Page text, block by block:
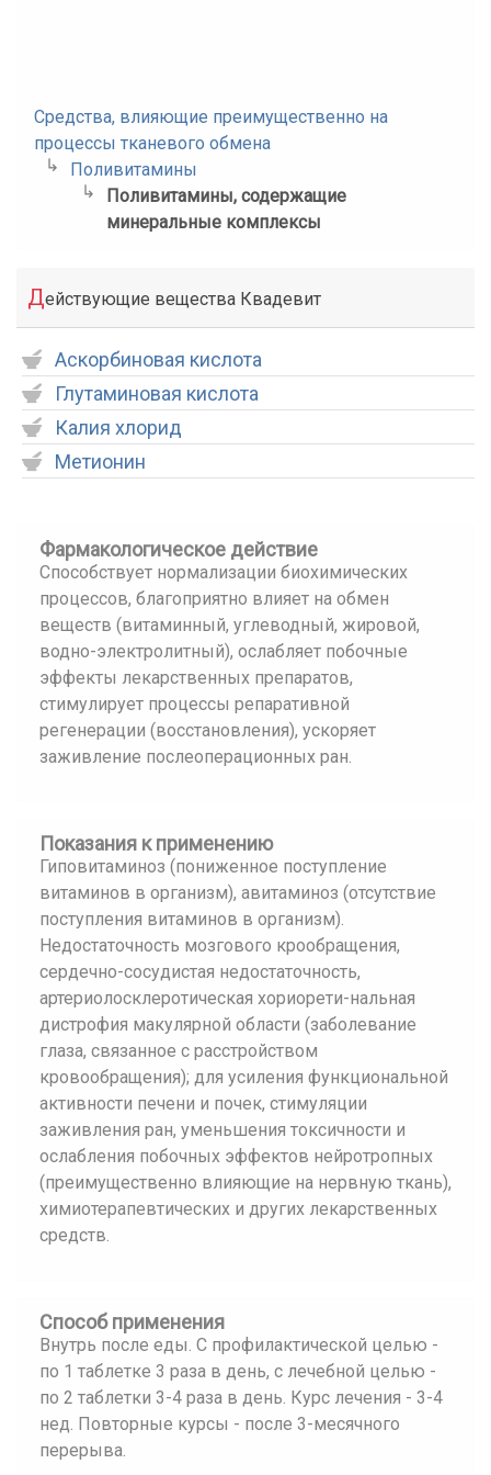
Средства, влияющие преимущественно на
процессы тканевого обмена
Поливитамины
Поливитамины, содержащие
минеральные комплексы
Действующие вещества Квадевит
Аскорбиновая кислота
Глутаминовая кислота
Калия хлорид
Метионин
Фармакологическое действие
Способствует нормализации биохимических
процессов, благоприятно влияет на обмен
веществ (витаминный, углеводный, жировой,
водно-электролитный), ослабляет побочные
эффекты лекарственных препаратов,
стимулирует процессы репаративной
регенерации (восстановления), ускоряет
заживление послеоперационных ран.
Показания к применению
Гиповитаминоз (пониженное поступление
витаминов в организм), авитаминоз (отсутствие
поступления витаминов в организм).
Недостаточность мозгового крообращения,
сердечно-сосудистая недостаточность,
артериолосклеротическая хориорети-нальная
дистрофия макулярной области (заболевание
глаза, связанное с расстройством
кровообращения); для усиления функциональной
активности печени и почек, стимуляции
заживления ран, уменьшения токсичности и
ослабления побочных эффектов нейротропных
(преимущественно влияющие на нервную ткань),
химиотерапевтических и других лекарственных
средств.
Способ применения
Внутрь после еды. С профилактической целью -
по 1 таблетке 3 раза в день, с лечебной целью -
по 2 таблетки 3-4 раза в день. Курс лечения - 3-4
нед. Повторные курсы - после 3-месячного
перерыва.